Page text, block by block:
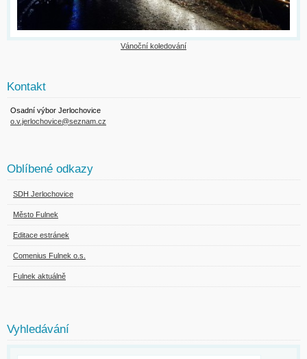
Vánoční koledování
Kontakt
Osadní výbor Jerlochovice
o.v.jerlochovice@seznam.cz
Oblíbené odkazy
SDH Jerlochovice
Město Fulnek
Editace estránek
Comenius Fulnek o.s.
Fulnek aktuálně
Vyhledávání